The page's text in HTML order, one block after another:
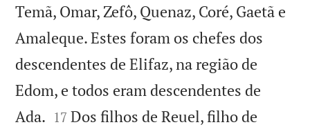
Temã, Omar, Zefô, Quenaz, Coré, Gaetã e
Amaleque. Estes foram os chefes dos
descendentes de Elifaz, na região de
Edom, e todos eram descendentes de
Ada. 

17 Dos filhos de Reuel, filho de